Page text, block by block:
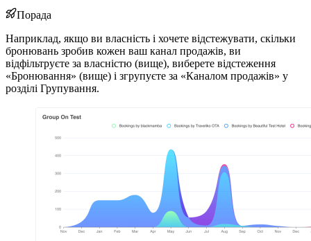
Порада
Наприклад, якщо ви власність і хочете відстежувати, скільки
бронювань зробив кожен ваш канал продажів, ви
відфільтруєте за власністю (вище), виберете відстеження
«Бронювання» (вище) і згрупуєте за «Каналом продажів» у
розділі Групування.